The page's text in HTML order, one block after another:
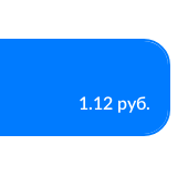
1.12 руб.